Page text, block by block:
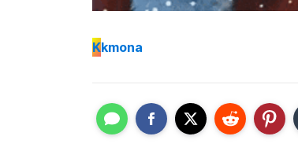
Kkmona